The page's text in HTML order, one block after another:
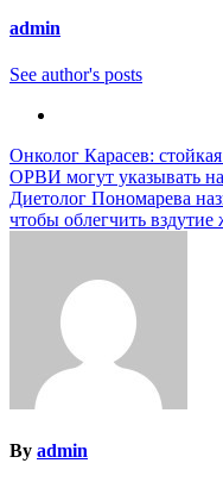
admin
See author's posts
Навигация
по
записям
Онколог Карасев:
ОРВИ могут указывать
Диетолог Пономарева
чтобы облегчить вздутие
By admin